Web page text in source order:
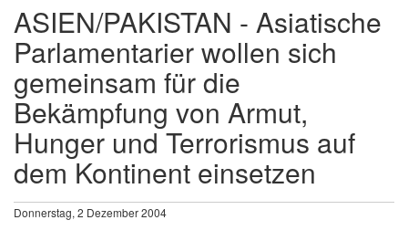
ASIEN/PAKISTAN - Asiatische
Parlamentarier wollen sich
gemeinsam für die
Bekämpfung von Armut,
Hunger und Terrorismus auf
dem Kontinent einsetzen
Donnerstag, 2 Dezember 2004